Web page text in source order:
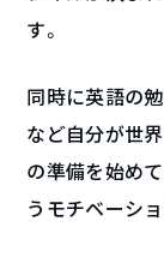
す。
同時に英語の
など自分が世
の準備を始め
うモチベーシ